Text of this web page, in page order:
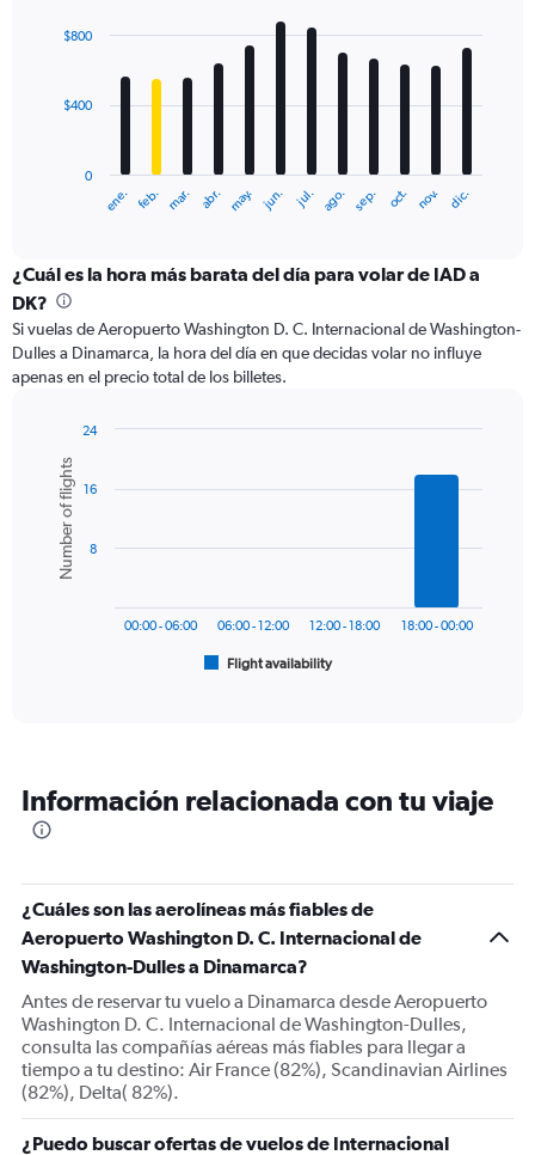
with
The
categories.
Range:
12
categories.
The
chart
axis
displaying
values.
Range:
ene. feb. mar. abr. may. jun. jul. ago. sep. oct. nov. dic.
0
$400
$800
¿Cuál es la hora más barata del día para volar de IAD a
DK?
Si vuelas de Aeropuerto Washington D. C. Internacional de Washington-
Dulles a Dinamarca, la hora del día en que decidas volar no influye
apenas en el precio total de los billetes.
chart
with
bars.
The
categories.
The
Y
axis
displaying
of
flights.
Range:
0
to
24.
Chart
graphic.
Number of flights
Flight availability
00:00 - 06:00 06:00 - 12:00 12:00 - 18:00 18:00 - 00:00
8
16
24
Información relacionada con tu viaje
¿Cuáles son las aerolíneas más fiables de
Aeropuerto Washington D. C. Internacional de
Washington-Dulles a Dinamarca?
Antes de reservar tu vuelo a Dinamarca desde Aeropuerto
Washington D. C. Internacional de Washington-Dulles,
consulta las compañías aéreas más fiables para llegar a
tiempo a tu destino: Air France (82%), Scandinavian Airlines
(82%), Delta( 82%).
¿Puedo buscar ofertas de vuelos de Internacional